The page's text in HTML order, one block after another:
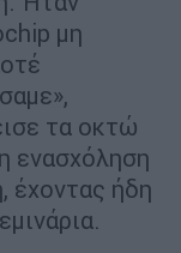
μη
τα οκτώ
ενασχόληση
έχοντας ήδη